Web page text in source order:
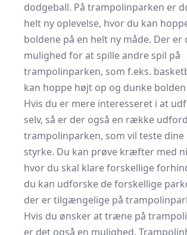
dodgeball. På trampolinparken er
helt ny oplevelse, hvor du kan
boldene på en helt ny måde. Der er
mulighed for at spille andre spil på
trampolinparken, som f.eks.
kan hoppe højt op og dunke
Hvis du er mere interesseret i at
selv, så er der også en række
trampolinparken, som vil teste dine
styrke. Du kan prøve kræfter med
hvor du skal klare forskellige
du kan udforske de forskellige
der er tilgængelige på
Hvis du ønsker at træne på
er det også en mulighed.